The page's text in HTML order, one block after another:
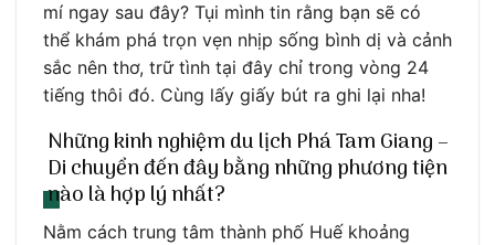
mí ngay sau đây? Tụi mình tin rằng bạn sẽ có
thể khám phá trọn vẹn nhịp sống bình dị và cảnh
sắc nên thơ, trữ tình tại đây chỉ trong vòng 24
tiếng thôi đó. Cùng lấy giấy bút ra ghi lại nha!
Những kinh nghiệm du lịch Phá Tam Giang –
Di chuyển đến đây bằng những phương tiện
nào là hợp lý nhất?
Nằm cách trung tâm thành phố Huế khoảng